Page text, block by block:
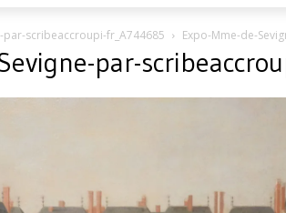
par-scribeaccroupi-fr_A744685 Expo-Mme-de-
par-